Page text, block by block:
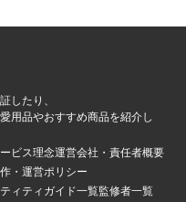
したり、
用品やおすすめ商品を紹介し
ビス理念運営会社・責任者概要
・運営ポリシー
ィティ ガイド一覧監修者一覧